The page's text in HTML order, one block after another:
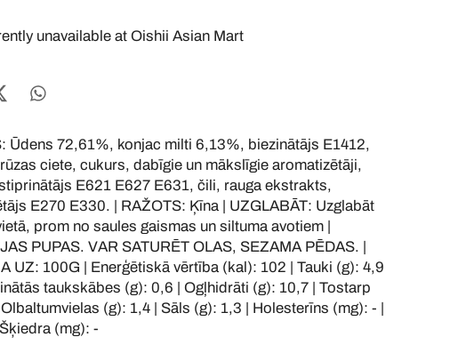
unavailable at Oishii Asian Mart
Ūdens 72,61%, konjac milti 6,13%, biezinātājs E1412,
ciete, cukurs, dabīgie un mākslīgie aromatizētāji,
E621 E627 E631, čili, rauga ekstrakts,
E270 E330. | RAŽOTS: Ķīna | UZGLABĀT: Uzglabāt
prom no saules gaismas un siltuma avotiem |
PUPAS. VAR SATURĒT OLAS, SEZAMA PĒDAS. |
UZ: 100G | Enerģētiskā vērtība (kal): 102 | Tauki (g): 4,9
taukskābes (g): 0,6 | Ogļhidrāti (g): 10,7 | Tostarp
(g): 1,4 | Sāls (g): 1,3 | Holesterīns (mg): - |
(mg): -